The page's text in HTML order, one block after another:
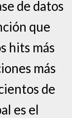
de datos
que
hits más
más
de
es el